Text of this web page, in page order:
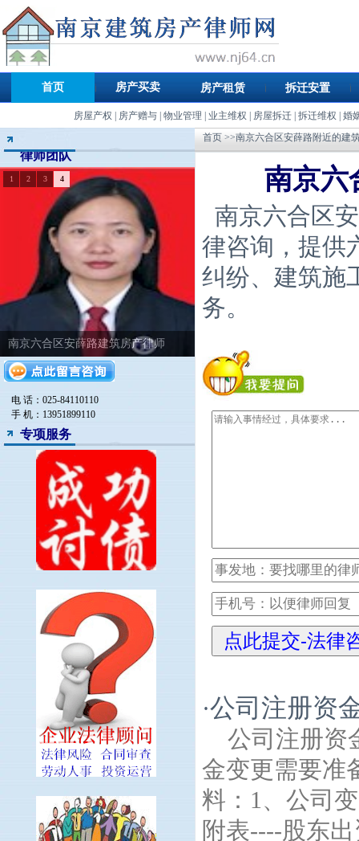
首页 房产买卖 房产租赁 拆迁安置
房屋产权 房产赠与| 物业管理 业主维权 房屋拆迁| 拆迁维权 婚
律师团队
南京六合区安薛路建筑房产律师
1 2 3 4
电 话：025-84110110
手 机：13951899110
专项服务
首页 >>南京六合区安薛路附近的建
南京六
南京六合区
律咨询，提供
纠纷、建筑施
务。
·公司注册资
公司注册资
金变更需要准
料：1、公司
附表----股东